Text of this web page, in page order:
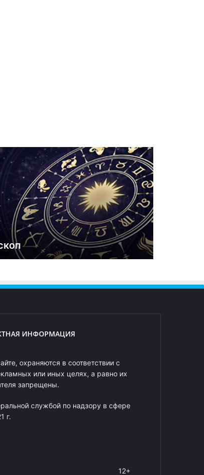
ИНФОРМАЦИЯ
охраняются в соответствии с
или иных целях, а равно их
запрещены.
службой по надзору в сфере
г.
12+